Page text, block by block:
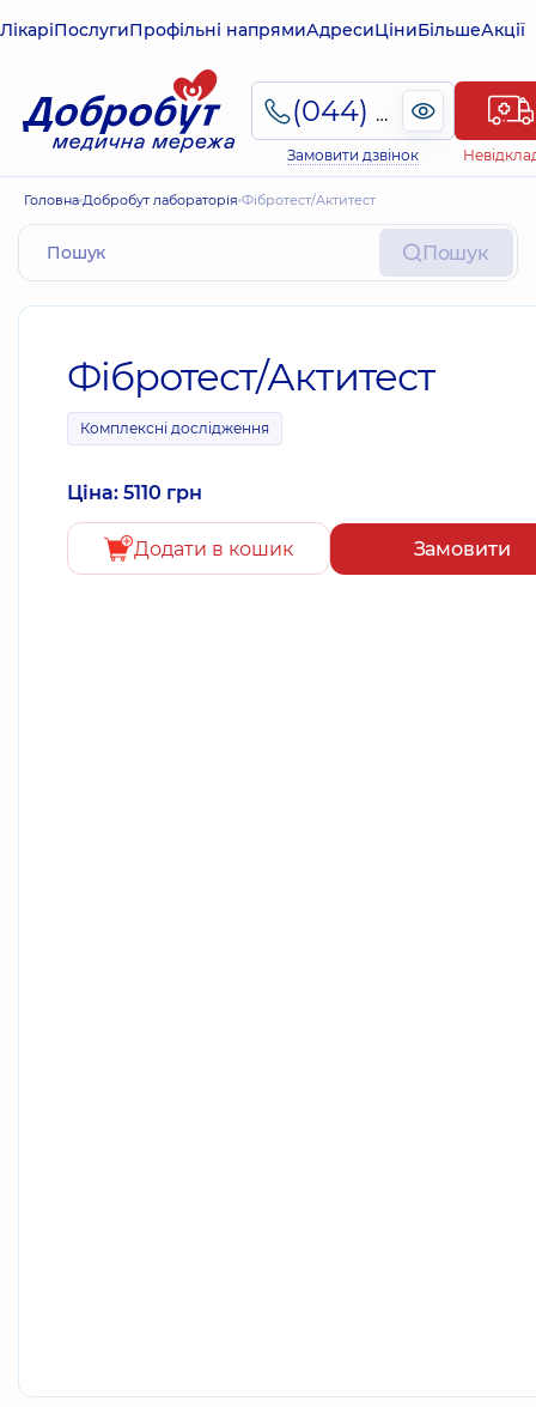
ЛікаріПослугиПрофільні напрямиАдресиЦіниБільшеАкції
(044) 495-2-888
Замовити дзвінок
Головна Добробут лабораторія Фібротест/Актитест
Пошук
Фібротест/Актитест
Комплексні дослідження
Ціна: 5110 грн
Додати в кошик Замовити